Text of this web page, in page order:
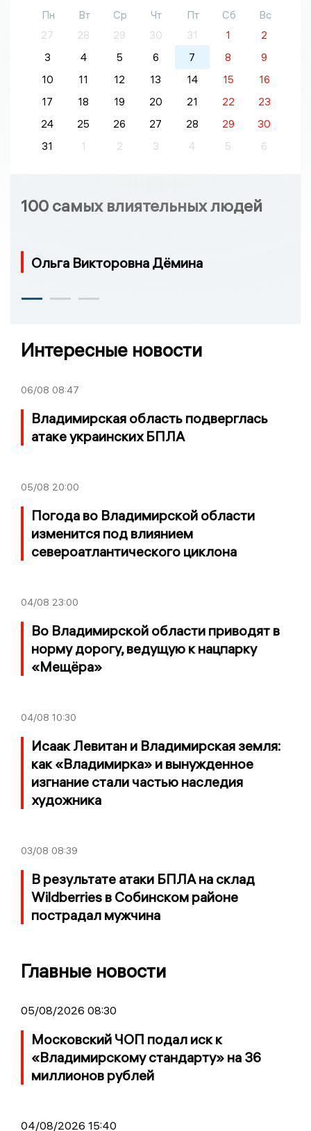
Пн Вт Ср Чт Пт Сб
Вс
27
28 29 30 31 1
2
3
4 5 6 7 8
9
10
11 12 13 14 15
16
17
18 19 20 21 22
23
24
25 26 27 28 29
30
31
1 2 3 4 5 6
100 самых влиятельных людей
Ольга Викторовна Дёмина
Интересные новости
06/08 08:47
Владимирская область подверглась
атаке украинских БПЛА
05/08 20:00
Погода во Владимирской области
изменится под влиянием
североатлантического циклона
04/08 23:00
Во Владимирской области приводят в
норму дорогу, ведущую к нацпарку
«Мещёра»
04/08 10:30
Исаак Левитан и Владимирская земля:
как «Владимирка» и вынужденное
изгнание стали частью наследия
художника
03/08 08:39
В результате атаки БПЛА на склад
Wildberries в Собинском районе
пострадал мужчина
Главные новости
05/08/2026 08:30
Московский ЧОП подал иск к
«Владимирскому стандарту» на 36
миллионов рублей
04/08/2026 15:40